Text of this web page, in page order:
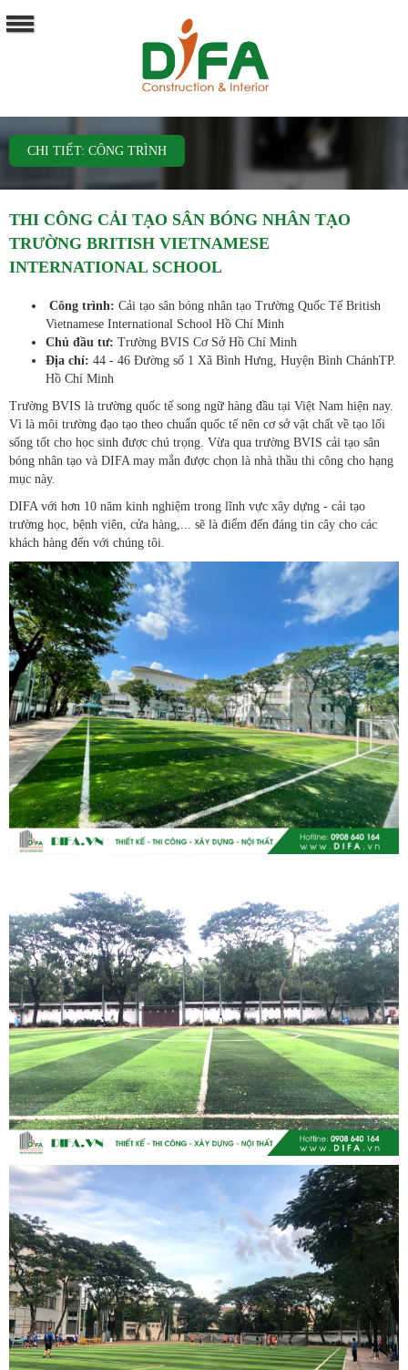
CHI TIẾT: CÔNG TRÌNH
THI CÔNG CẢI TẠO SÂN BÓNG NHÂN TẠO
TRƯỜNG BRITISH VIETNAMESE
INTERNATIONAL SCHOOL
Công trình: Cải tạo sân bóng nhân tạo Trường Quốc Tế British
Vietnamese International School Hồ Chí Minh
Chủ đầu tư: Trường BVIS Cơ Sở Hồ Chí Minh
Địa chỉ: 44 - 46 Đường số 1 Xã Bình Hưng, Huyện Bình ChánhTP.
Hồ Chí Minh
Trường BVIS là trường quốc tế song ngữ hàng đầu tại Việt Nam hiện nay.
Vì là môi trường đạo tạo theo chuẩn quốc tế nên cơ sở vật chất về tạo lối
sống tốt cho học sinh được chú trọng. Vừa qua trường BVIS cải tạo sân
bóng nhân tạo và DIFA may mắn được chọn là nhà thầu thi công cho hạng
mục này.
DIFA với hơn 10 năm kinh nghiệm trong lĩnh vực xây dựng - cải tạo
trường học, bệnh viên, cửa hàng,... sẽ là điểm đến đáng tin cây cho các
khách hàng đến với chúng tôi.